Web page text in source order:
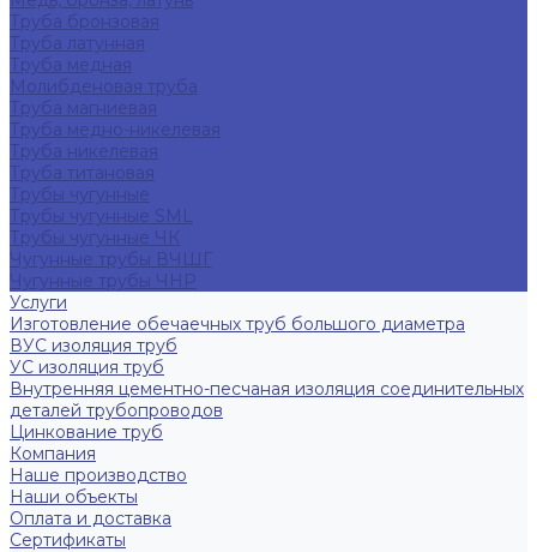
Труба бронзовая
Труба латунная
Труба медная
Молибденовая труба
Труба магниевая
Труба медно-никелевая
Труба никелевая
Труба титановая
Трубы чугунные
Трубы чугунные SML
Трубы чугунные ЧК
Чугунные трубы ВЧШГ
Чугунные трубы ЧНР
Услуги
Изготовление обечаечных труб большого диаметра
ВУС изоляция труб
УС изоляция труб
Внутренняя цементно-песчаная изоляция соединительных
деталей трубопроводов
Цинкование труб
Компания
Наше производство
Наши объекты
Оплата и доставка
Сертификаты